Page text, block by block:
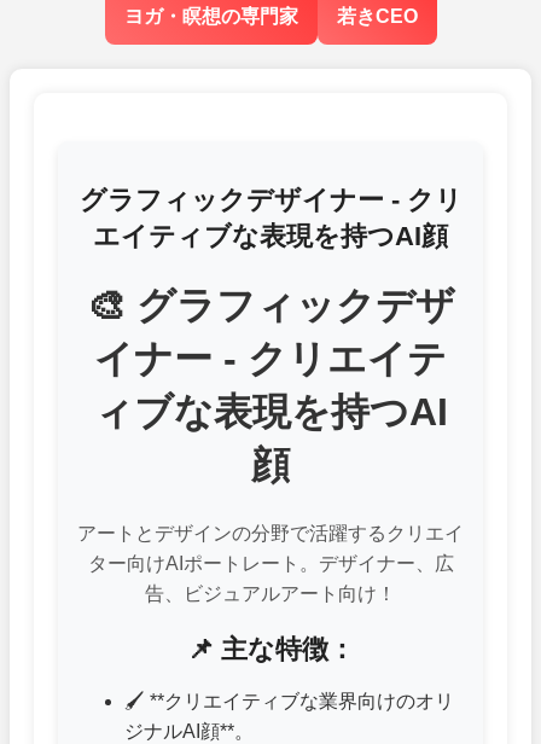
ヨガ・瞑想の専門家 若きCEO
グラフィックデザイナー - クリ
エイティブな表現を持つAI顔
🎨 グラフィックデザ
イナー - クリエイテ
ィブな表現を持つAI
顔
アートとデザインの分野で活躍するクリエイ
ター向けAIポートレート。デザイナー、広
告、ビジュアルアート向け！
📌 主な特徴：
🖌️ **クリエイティブな業界向けのオリ
ジナルAI顔**。